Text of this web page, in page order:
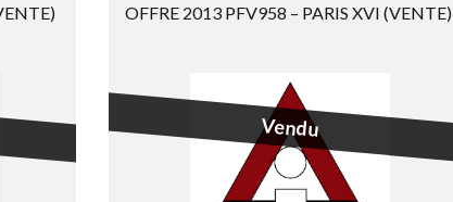
OFFRE 2013 PFV958 – PARIS XVI (VENTE)
Vendu